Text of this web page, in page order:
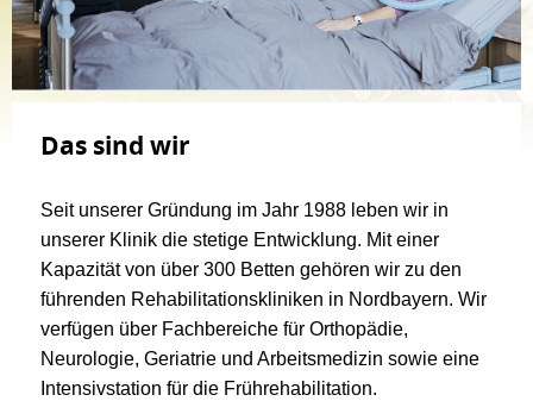
Das sind wir
Seit unserer Gründung im Jahr 1988 leben wir in
unserer Klinik die stetige Entwicklung. Mit einer
Kapazität von über 300 Betten gehören wir zu den
führenden Rehabilitationskliniken in Nordbayern. Wir
verfügen über Fachbereiche für Orthopädie,
Neurologie, Geriatrie und Arbeitsmedizin sowie eine
Intensivstation für die Frührehabilitation.